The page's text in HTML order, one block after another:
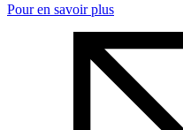
Pour en savoir plus